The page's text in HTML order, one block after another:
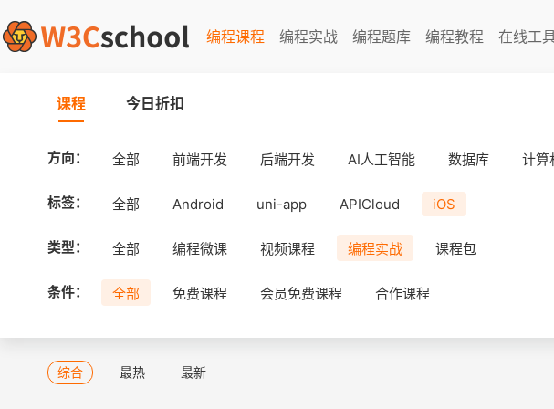
编程课程 编程实战 编程题库 编程教程 在线工
课程 今日折扣
方向： 全部 前端开发 后端开发 AI人工智能 数据库 计算
标签： 全部 Android uni-app APICloud iOS
类型： 全部 编程微课 视频课程 编程实战 课程包
条件： 全部 免费课程 会员免费课程 合作课程
综合 最热 最新